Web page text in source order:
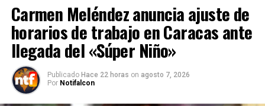
Carmen Meléndez anuncia ajuste de
horarios de trabajo en Caracas ante
llegada del «Súper Niño»
Publicado Hace 22 horas on agosto 7, 2026
Por Notifalcon